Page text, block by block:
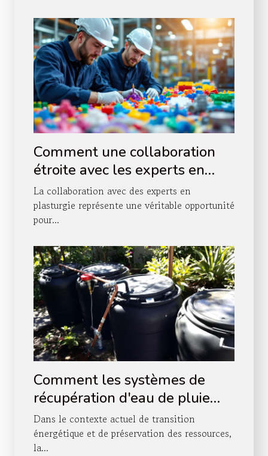
Comment une collaboration
étroite avec les experts en
plasturgie booste-t-elle votre
production ?
La collaboration avec des experts en
plasturgie représente une véritable opportunité
pour...
Comment les systèmes de
récupération d'eau de pluie
réduisent votre dépendance
énergétique ?
Dans le contexte actuel de transition
énergétique et de préservation des ressources,
la...